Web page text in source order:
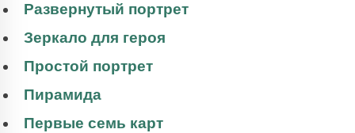
Развернутый портрет
Зеркало для героя
Простой портрет
Пирамида
Первые семь карт